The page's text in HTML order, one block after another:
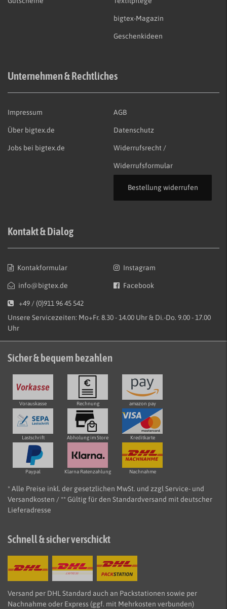
bigtex-Magazin
Geschenkideen
Unternehmen & Rechtliches
Impressum
Über bigtex.de
Jobs bei bigtex.de
AGB
Datenschutz
Widerrufsrecht /
Widerrufsformular
Bestellung widerrufen
Kontakt & Dialog
Kontakformular
info@bigtex.de
Instagram
Facebook
+49 / (0)911 96 45 542
Unsere Servicezeiten: Mo+Fr. 8.30 - 14.00 Uhr & Di.-Do. 9.00 - 17.00
Uhr
Sicher & bequem bezahlen
Vorauskasse Rechnung amazon pay
Lastschrift Abholung im Store Kreditkarte
Paypal Klarna Ratenzahlung Nachnahme
* Alle Preise inkl. der gesetzlichen MwSt. und zzgl Service- und
Versandkosten / ** Gültig für den Standardversand mit deutscher
Lieferadresse
Schnell & sicher verschickt
Versand per DHL Standard auch an Packstationen sowie per
Nachnahme oder Express (ggf. mit Mehrkosten verbunden)